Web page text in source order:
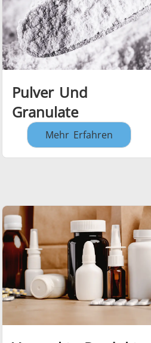
Pulver Und
Granulate
Mehr Erfahren